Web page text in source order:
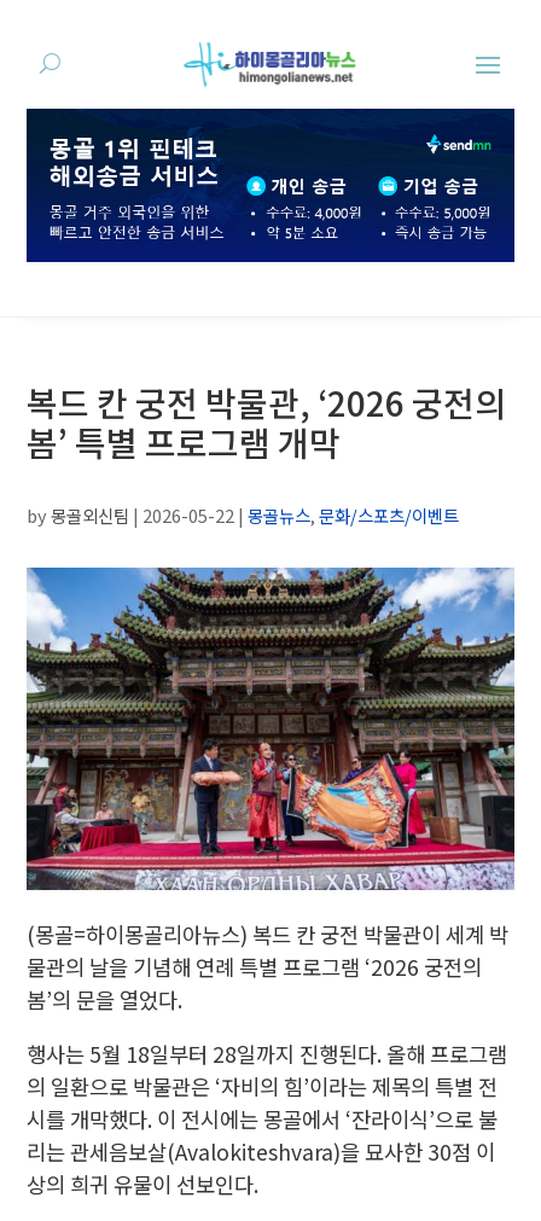
복드 칸 궁전 박물관, ‘2026 궁전의
봄’ 특별 프로그램 개막
by몽골외신팀 | 2026-05-22 |몽골뉴스,문화/스포츠/이벤트
(몽골=하이몽골리아뉴스) 복드 칸 궁전 박물관이 세계 박
물관의 날을 기념해 연례 특별 프로그램 ‘2026 궁전의
봄’의 문을 열었다.
행사는 5월 18일부터 28일까지 진행된다. 올해 프로그램
의 일환으로 박물관은 ‘자비의 힘’이라는 제목의 특별 전
시를 개막했다. 이 전시에는 몽골에서 ‘잔라이식’으로 불
리는 관세음보살(Avalokiteshvara)을 묘사한 30점 이
상의 희귀 유물이 선보인다.